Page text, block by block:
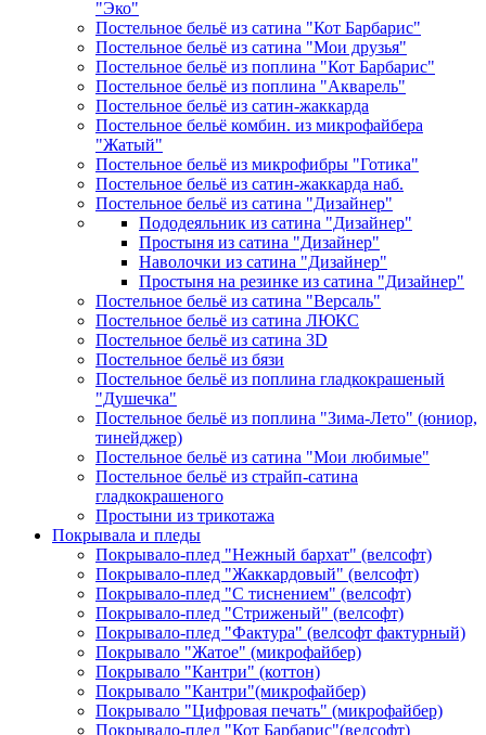
"Эко"
Постельное бельё из сатина "Кот Барбарис"
Постельное бельё из сатина "Мои друзья"
Постельное бельё из поплина "Кот Барбарис"
Постельное бельё из поплина "Акварель"
Постельное бельё из сатин-жаккарда
Постельное бельё комбин. из микрофайбера
"Жатый"
Постельное бельё из микрофибры "Готика"
Постельное бельё из сатин-жаккарда наб.
Постельное бельё из сатина "Дизайнер"
Пододеяльник из сатина "Дизайнер"
Простыня из сатина "Дизайнер"
Наволочки из сатина "Дизайнер"
Простыня на резинке из сатина "Дизайнер"
Постельное бельё из сатина "Версаль"
Постельное бельё из сатина ЛЮКС
Постельное бельё из сатина 3D
Постельное бельё из бязи
Постельное бельё из поплина гладкокрашеный
"Душечка"
Постельное бельё из поплина "Зима-Лето" (юниор,
тинейджер)
Постельное бельё из сатина "Мои любимые"
Постельное бельё из страйп-сатина
гладкокрашеного
Простыни из трикотажа
Покрывала и пледы
Покрывало-плед "Нежный бархат" (велсофт)
Покрывало-плед "Жаккардовый" (велсофт)
Покрывало-плед "С тиснением" (велсофт)
Покрывало-плед "Стриженый" (велсофт)
Покрывало-плед "Фактура" (велсофт фактурный)
Покрывало "Жатое" (микрофайбер)
Покрывало "Кантри" (коттон)
Покрывало "Кантри"(микрофайбер)
Покрывало "Цифровая печать" (микрофайбер)
Покрывало-плед "Кот Барбарис"(велсофт)